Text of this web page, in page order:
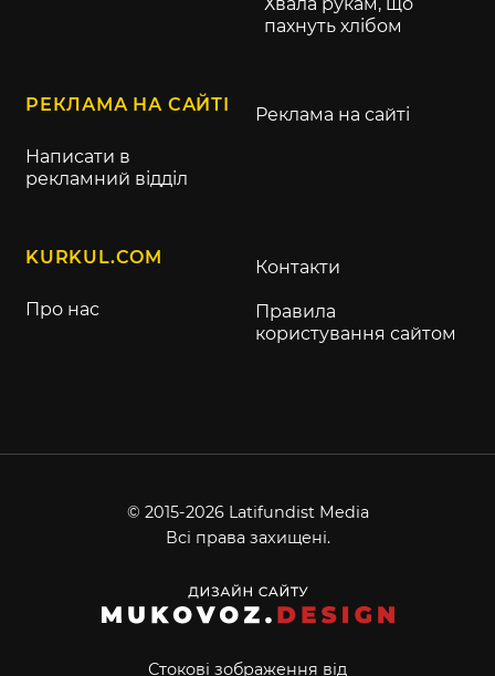
пахнуть хлібом
РЕКЛАМА НА САЙТІ
Написати в
рекламний відділ
Реклама на сайті
KURKUL.COM
Про нас
Контакти
Правила
користування сайтом
© 2015-2026 Latifundist Media
Всі права захищені.
Стокові зображення від